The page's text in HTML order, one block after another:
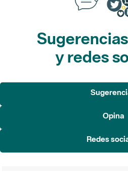
y redes
Opina
Redes